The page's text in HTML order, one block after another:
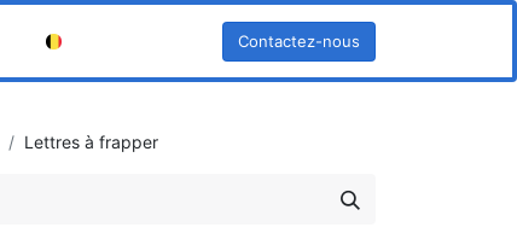
Contactez-nous
Lettres à frapper